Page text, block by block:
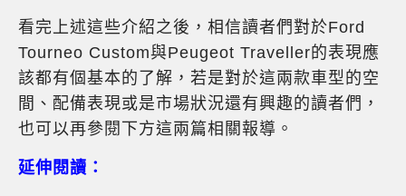
看完上述這些介紹之後，相信讀者們對於Ford
Tourneo Custom與Peugeot Traveller的表現應
該都有個基本的了解，若是對於這兩款車型的空
間、配備表現或是市場狀況還有興趣的讀者們，
也可以再參閱下方這兩篇相關報導。
延伸閱讀：